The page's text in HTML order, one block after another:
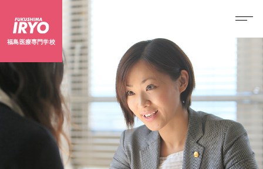
福島医療専門学校